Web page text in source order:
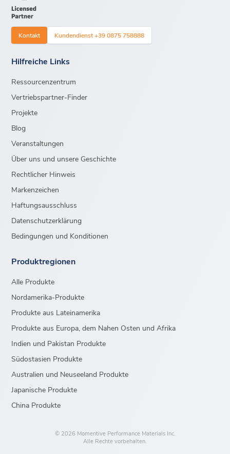
Kontakt Kundendienst +39 0875 758888
Hilfreiche Links
Ressourcenzentrum
Vertriebspartner-Finder
Projekte
Blog
Veranstaltungen
Über uns und unsere Geschichte
Rechtlicher Hinweis
Markenzeichen
Haftungsausschluss
Datenschutzerklärung
Bedingungen und Konditionen
Produktregionen
Alle Produkte
Nordamerika-Produkte
Produkte aus Lateinamerika
Produkte aus Europa, dem Nahen Osten und Afrika
Indien und Pakistan Produkte
Südostasien Produkte
Australien und Neuseeland Produkte
Japanische Produkte
China Produkte
© 2026 Momentive Performance Materials Inc.
Alle Rechte vorbehalten.